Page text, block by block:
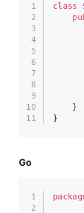
1
2
3
4
5
6
7
8
9
10
11
class
    }
}
Go
1
2